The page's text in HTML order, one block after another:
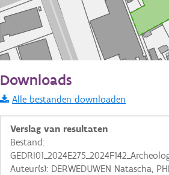
Informatie Vlaanderen
i
+ −
Downloads
Alle bestanden downloaden
Verslag van resultaten
Bestand:
Auteur(s): DERWEDUWEN Natascha,